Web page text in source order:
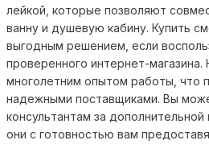
лейкой, которые позволяют
ванну и душевую кабину. Купить
выгодным решением, если
проверенного интернет-
многолетним опытом работы, что
надежными поставщиками. Вы
консультантам за
они с готовностью вам